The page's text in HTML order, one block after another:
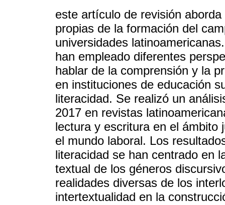
este artículo de revisión
propias de la formación del
universidades
han empleado diferentes
hablar de la comprensión y la
en instituciones de educación
literacidad. Se realizó un
2017 en revistas
lectura y escritura en el ámbito
el mundo laboral. Los
literacidad se han centrado en
textual de los géneros
realidades diversas de los
intertextualidad en la